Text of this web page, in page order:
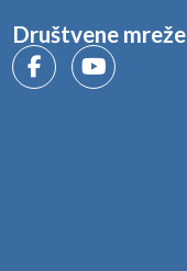
Društvene mreže